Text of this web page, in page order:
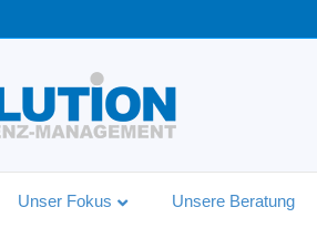
Unser Fokus Unsere Beratung